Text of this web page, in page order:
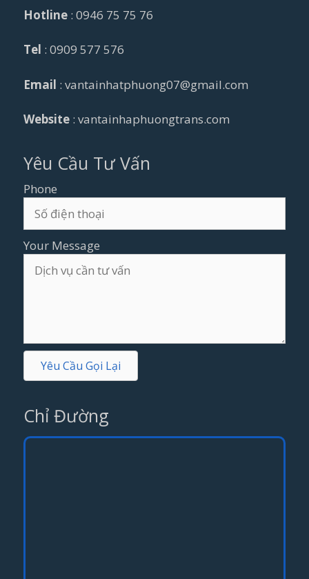
Hotline : 0946 75 75 76
Tel : 0909 577 576
Email : vantainhatphuong07@gmail.com
Website : vantainhaphuongtrans.com
Yêu Cầu Tư Vấn
Phone
Your Message
Yêu Cầu Gọi Lại
Chỉ Đường